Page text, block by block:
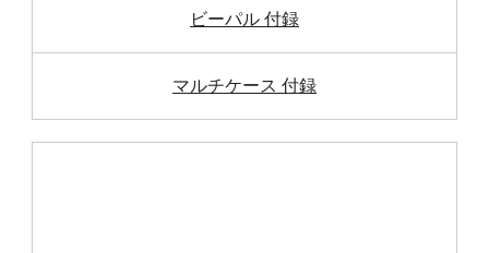
ビーパル 付録
マルチケース 付録